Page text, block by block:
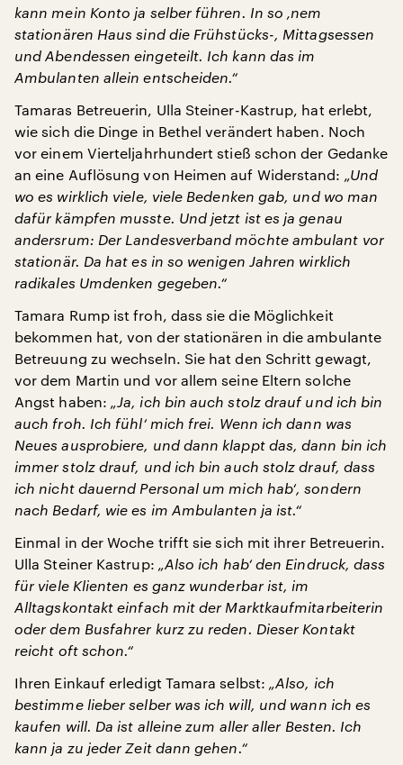
kann mein Konto ja selber führen. In so ‚nem
stationären Haus sind die Frühstücks-, Mittagsessen
und Abendessen eingeteilt. Ich kann das im
Ambulanten allein entscheiden.“
Tamaras Betreuerin, Ulla Steiner-Kastrup, hat erlebt,
wie sich die Dinge in Bethel verändert haben. Noch
vor einem Vierteljahrhundert stieß schon der Gedanke
an eine Auflösung von Heimen auf Widerstand: „Und
wo es wirklich viele, viele Bedenken gab, und wo man
dafür kämpfen musste. Und jetzt ist es ja genau
andersrum: Der Landesverband möchte ambulant vor
stationär. Da hat es in so wenigen Jahren wirklich
radikales Umdenken gegeben.“
Tamara Rump ist froh, dass sie die Möglichkeit
bekommen hat, von der stationären in die ambulante
Betreuung zu wechseln. Sie hat den Schritt gewagt,
vor dem Martin und vor allem seine Eltern solche
Angst haben: „Ja, ich bin auch stolz drauf und ich bin
auch froh. Ich fühl‘ mich frei. Wenn ich dann was
Neues ausprobiere, und dann klappt das, dann bin ich
immer stolz drauf, und ich bin auch stolz drauf, dass
ich nicht dauernd Personal um mich hab‘, sondern
nach Bedarf, wie es im Ambulanten ja ist.“
Einmal in der Woche trifft sie sich mit ihrer Betreuerin.
Ulla Steiner Kastrup: „Also ich hab‘ den Eindruck, dass
für viele Klienten es ganz wunderbar ist, im
Alltagskontakt einfach mit der Marktkaufmitarbeiterin
oder dem Busfahrer kurz zu reden. Dieser Kontakt
reicht oft schon.“
Ihren Einkauf erledigt Tamara selbst: „Also, ich
bestimme lieber selber was ich will, und wann ich es
kaufen will. Da ist alleine zum aller aller Besten. Ich
kann ja zu jeder Zeit dann gehen.“